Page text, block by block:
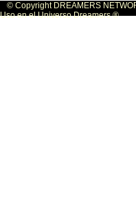
© Copyright DREAMERS
Uso en el Universo Dreamers ®